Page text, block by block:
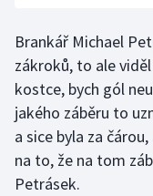
Brankář Michael
zákroků, to ale
kostce, bych gól
jakého záběru to
a sice byla za
na to, že na tom
Petrásek.